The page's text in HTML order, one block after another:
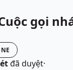
gọi
đã duyệt·